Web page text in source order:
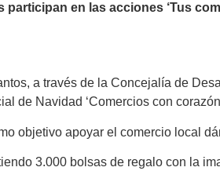
participan en las acciones ‘Tus
a través de la Concejalía de
de Navidad ‘Comercios con
objetivo apoyar el comercio local
3.000 bolsas de regalo con la